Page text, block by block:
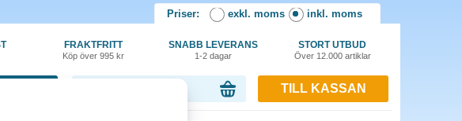
Priser: exkl. moms inkl. moms
FRAKTFRITT
Köp över 995 kr
SNABB LEVERANS
1-2 dagar
STORT UTBUD
Över 12.000 artiklar
TILL KASSAN